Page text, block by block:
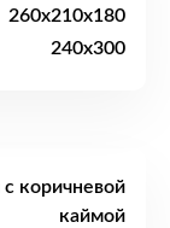
260x210x180
240x300
коричневой
каймой